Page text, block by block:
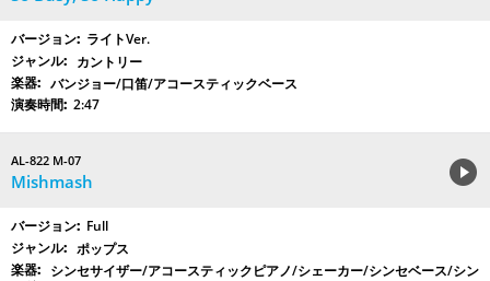
ライトVer.
カントリー
バンジョー/口笛/アコースティックベース
2:47
AL-822 M-07
Mishmash
Full
ポップス
シンセサイザー/アコースティックピアノ/シェーカー/シンセベース/シン